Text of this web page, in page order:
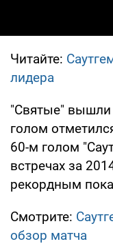
Читайте:
лидера
"Святые" вышли
голом
60-м голом
встречах за
рекордным
Смотрите:
обзор матча